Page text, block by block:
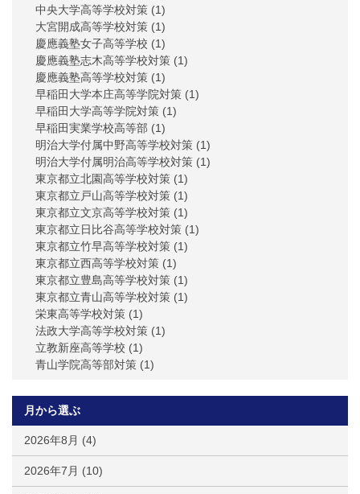
中央大学高等学校対策 (1)
大宮開成高等学校対策 (1)
慶應義塾女子高等学校 (1)
慶應義塾志木高等学校対策 (1)
慶應義塾高等学校対策 (1)
早稲田大学本庄高等学院対策 (1)
早稲田大学高等学院対策 (1)
早稲田実業学校高等部 (1)
明治大学付属中野高等学校対策 (1)
明治大学付属明治高等学校対策 (1)
東京都立北園高等学校対策 (1)
東京都立戸山高等学校対策 (1)
東京都立文京高等学校対策 (1)
東京都立日比谷高等学校対策 (1)
東京都立竹早高等学校対策 (1)
東京都立西高等学校対策 (1)
東京都立豊島高等学校対策 (1)
東京都立青山高等学校対策 (1)
栄東高等学校対策 (1)
法政大学高等学校対策 (1)
立教新座高等学校 (1)
青山学院高等部対策 (1)
月から選ぶ
2026年8月 (4)
2026年7月 (10)